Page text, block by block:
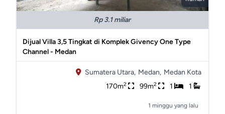
Rp 3.1 miliar
Dijual Villa 3,5 Tingkat di Komplek Givency One Type
Channel - Medan
Sumatera Utara, Medan, Medan Kota
170m2 99m2 1 1
1 minggu yang lalu